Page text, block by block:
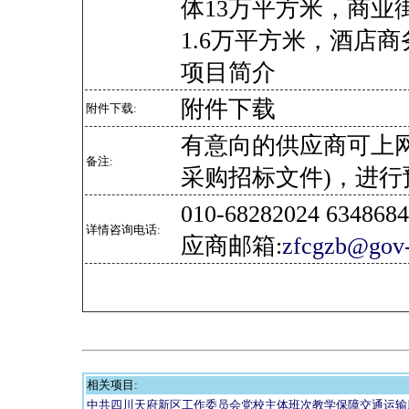
体13万平方米，商业
1.6万平方米，酒店
项目简介
附件下载: 附件下载
备注:
有意向的供应商可上
采购招标文件)，进
详情咨询电话:
010-68282024
应商邮箱:
相关项目:
中共四川天府新区工作委员会党校主体班次教学保障交通运